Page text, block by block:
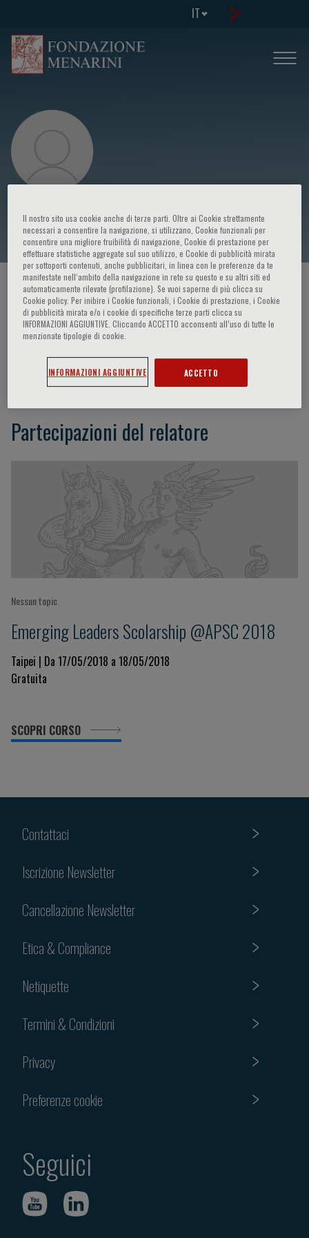
IT
Chih-Hsien Wang
HOME PAGE / CORSI ED EVENTI / RELATORE
Chih-Hsien Wang
Partecipazioni del relatore
Nessun topic
Emerging Leaders Scolarship @APSC 2018
Taipei | Da 17/05/2018 a 18/05/2018
Gratuita
SCOPRI CORSO
Contattaci
Iscrizione Newsletter
Cancellazione Newsletter
Etica & Compliance
Netiquette
Termini & Condizioni
Privacy
Preferenze cookie
Seguici
Il nostro sito usa cookie anche di terze parti. Oltre ai Cookie strettamente
necessari a consentire la navigazione, si utilizzano, Cookie funzionali per
consentire una migliore fruibilità di navigazione, Cookie di prestazione per
effettuare statistiche aggregate sul suo utilizzo, e Cookie di pubblicità mirata
per sottoporti contenuti, anche pubblicitari, in linea con le preferenze da te
manifestate nell‘ambito della navigazione in rete su questo e su altri siti ed
automaticamente rilevate (profilazione). Se vuoi saperne di più clicca su
Cookie policy. Per inibire i Cookie funzionali, i Cookie di prestazione, i Cookie
di pubblicità mirata e/o i cookie di specifiche terze parti clicca su
INFORMAZIONI AGGIUNTIVE. Cliccando ACCETTO acconsenti all’uso di tutte le
menzionate tipologie di cookie.
INFORMAZIONI AGGIUNTIVE ACCETTO